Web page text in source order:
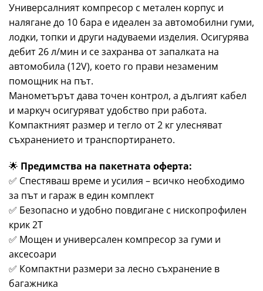
Универсалният компресор с метален корпус и
налягане до 10 бара е идеален за автомобилни гуми,
лодки, топки и други надуваеми изделия. Осигурява
дебит 26 л/мин и се захранва от запалката на
автомобила (12V), което го прави незаменим
помощник на път.
Манометърът дава точен контрол, а дългият кабел
и маркуч осигуряват удобство при работа.
Компактният размер и тегло от 2 кг улесняват
съхранението и транспортирането.
🌟 Предимства на пакетната оферта:
✅ Спестяваш време и усилия – всичко необходимо
за път и гараж в един комплект
✅ Безопасно и удобно повдигане с нископрофилен
крик 2T
✅ Мощен и универсален компресор за гуми и
аксесоари
✅ Компактни размери за лесно съхранение в
багажника